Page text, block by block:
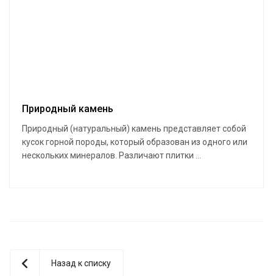
Природный камень
Природный (натуральный) камень представляет собой
кусок горной породы, который образован из одного или
нескольких минералов. Различают плитки ...
Назад к списку